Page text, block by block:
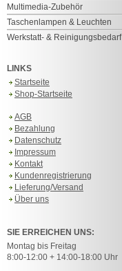
Multimedia-Zubehör
Taschenlampen & Leuchten
Werkstatt- & Reinigungsbedarf
LINKS
Startseite
Shop-Startseite
AGB
Bezahlung
Datenschutz
Impressum
Kontakt
Kundenregistrierung
Lieferung/Versand
Über uns
SIE ERREICHEN UNS:
Montag bis Freitag
8:00-12:00 + 14:00-18:00 Uhr